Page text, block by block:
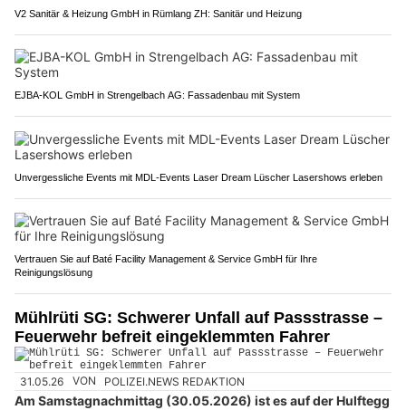
V2 Sanitär & Heizung GmbH in Rümlang ZH: Sanitär und Heizung
EJBA-KOL GmbH in Strengelbach AG: Fassadenbau mit System
Unvergessliche Events mit MDL-Events Laser Dream Lüscher Lasershows erleben
Vertrauen Sie auf Baté Facility Management & Service GmbH für Ihre
Reinigungslösung
Mühlrüti SG: Schwerer Unfall auf Passstrasse –
Feuerwehr befreit eingeklemmten Fahrer
31.05.26 VON POLIZEI.NEWS REDAKTION
Am Samstagnachmittag (30.05.2026) ist es auf der Hulftegg